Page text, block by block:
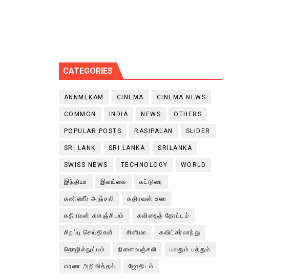
CATEGORIES
ANNMEKAM CINEMA CINEMA NEWS
COMMON INDIA NEWS OTHERS
POPULAR POSTS RASIPALAN SLIDER
SRI LANK SRI LANKA SRILANKA
SWISS NEWS TECHNOLOGY WORLD
இந்தியா இலங்கை கட்டுரை
கண்ணீர் அஞ்சலி கதிரவன் உலா
கதிரவன் களஞ்சியம் கவிதைத் தோட்டம்
சிறப்பு செய்திகள் சினிமா சுவிட்சர்லாந்து
தொழில்நுட்பம் நினைவஞ்சலி பலதும் பத்தும்
மரண அறிவித்தல் ஜோதிடம்